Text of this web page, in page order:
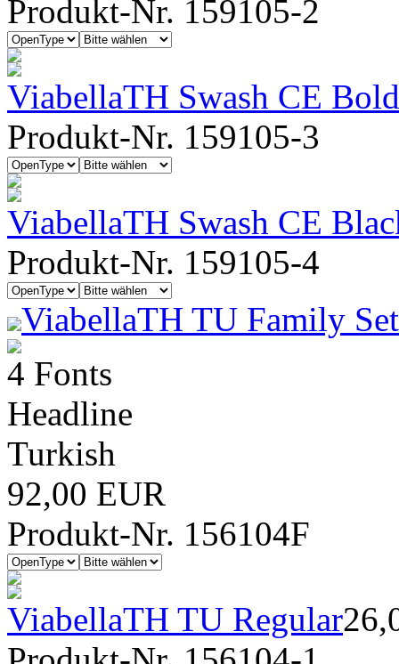
Produkt-Nr. 159105-2
ViabellaTH Swash CE Bold
Produkt-Nr. 159105-3
ViabellaTH Swash CE
Produkt-Nr. 159105-4
ViabellaTH TU Family Set
4 Fonts
Headline
Turkish
92,00 EUR
Produkt-Nr. 156104F
ViabellaTH TU Regular